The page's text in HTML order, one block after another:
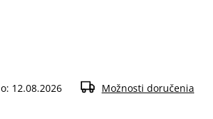
12.08.2026 Možnosti doručenia